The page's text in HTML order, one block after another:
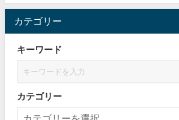
カテゴリー
キーワード
カテゴリー